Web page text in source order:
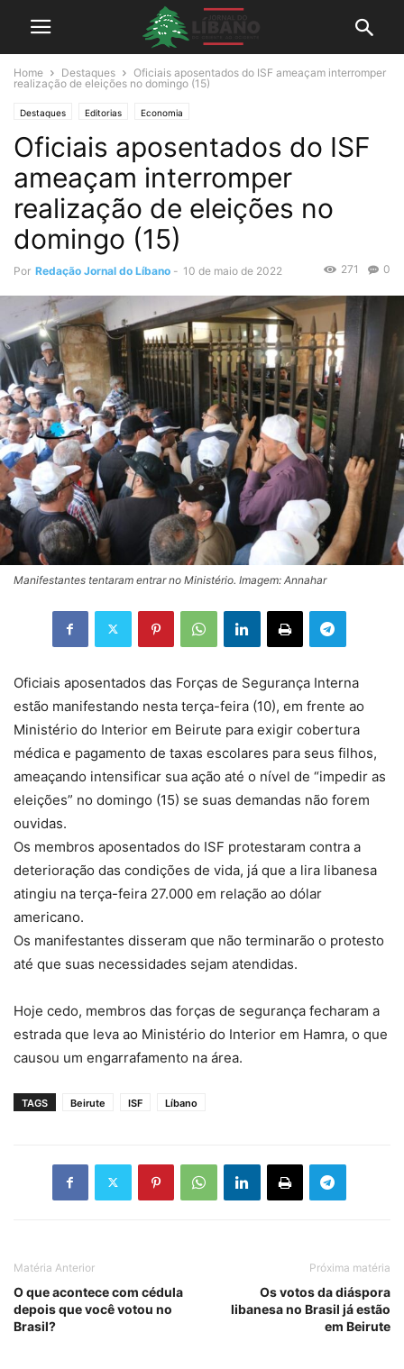
Home Destaques
Oficiais aposentados do ISF ameaçam interromper
realização de eleições no domingo (15)
Destaques Editorias Economia
Oficiais aposentados do ISF
ameaçam interromper
realização de eleições no
domingo (15)
Por Redação Jornal do Líbano - 10 de maio de 2022 0
271
Manifestantes tentaram entrar no Ministério. Imagem: Annahar
Oficiais aposentados das Forças de Segurança Interna
estão manifestando nesta terça-feira (10), em frente ao
Ministério do Interior em Beirute para exigir cobertura
médica e pagamento de taxas escolares para seus filhos,
ameaçando intensificar sua ação até o nível de “impedir as
eleições” no domingo (15) se suas demandas não forem
ouvidas.
Os membros aposentados do ISF protestaram contra a
deterioração das condições de vida, já que a lira libanesa
atingiu na terça-feira 27.000 em relação ao dólar
americano.
Os manifestantes disseram que não terminarão o protesto
até que suas necessidades sejam atendidas.
Hoje cedo, membros das forças de segurança fecharam a
estrada que leva ao Ministério do Interior em Hamra, o que
causou um engarrafamento na área.
TAGS Beirute ISF Líbano
Matéria Anterior
O que acontece com cédula
depois que você votou no
Brasil?
Próxima matéria
Os votos da diáspora
libanesa no Brasil já estão
em Beirute